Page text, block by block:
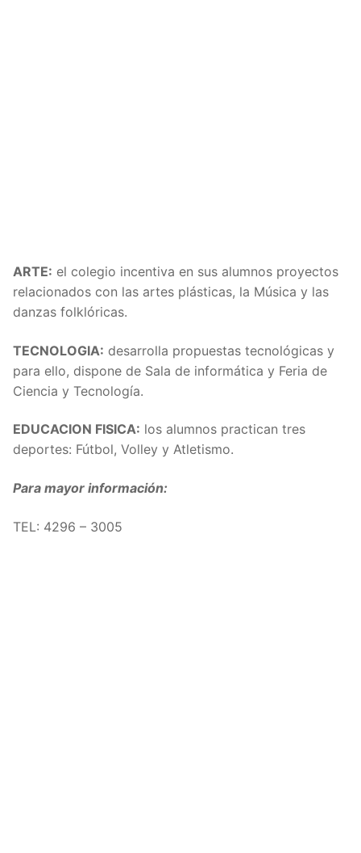
ARTE: el colegio incentiva en sus alumnos proyectos
relacionados con las artes plásticas, la Música y las
danzas folklóricas.
TECNOLOGIA: desarrolla propuestas tecnológicas y
para ello, dispone de Sala de informática y Feria de
Ciencia y Tecnología.
EDUCACION FISICA: los alumnos practican tres
deportes: Fútbol, Volley y Atletismo.
Para mayor información:
TEL: 4296 – 3005